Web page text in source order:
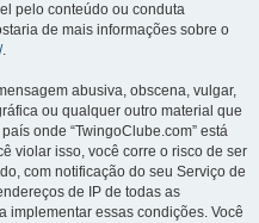
pelo conteúdo ou conduta
de mais informações sobre o
.
abusiva, obscena, vulgar,
ou qualquer outro material que
onde “TwingoClube.com” está
violar isso, você corre o risco de ser
com notificação do seu Serviço de
de IP de todas as
implementar essas condições. Você